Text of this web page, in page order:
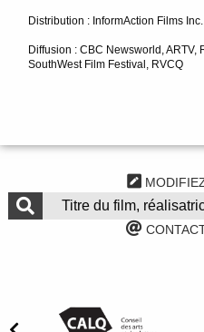
Distribution : InformAction Films Inc.
Diffusion : CBC Newsworld, ARTV,
SouthWest Film Festival, RVCQ